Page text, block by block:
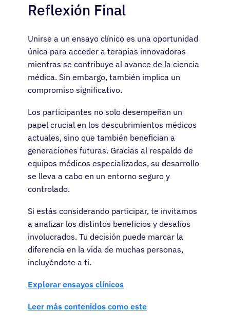
Reflexión Final
Unirse a un ensayo clínico es una oportunidad
única para acceder a terapias innovadoras
mientras se contribuye al avance de la ciencia
médica. Sin embargo, también implica un
compromiso significativo.
Los participantes no solo desempeñan un
papel crucial en los descubrimientos médicos
actuales, sino que también benefician a
generaciones futuras. Gracias al respaldo de
equipos médicos especializados, su desarrollo
se lleva a cabo en un entorno seguro y
controlado.
Si estás considerando participar, te invitamos
a analizar los distintos beneficios y desafíos
involucrados. Tu decisión puede marcar la
diferencia en la vida de muchas personas,
incluyéndote a ti.
Explorar ensayos clínicos
Leer más contenidos como este